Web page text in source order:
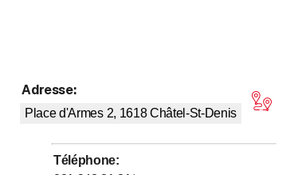
Adresse:
Place d'Armes 2, 1618 Châtel-St-Denis
Téléphone: